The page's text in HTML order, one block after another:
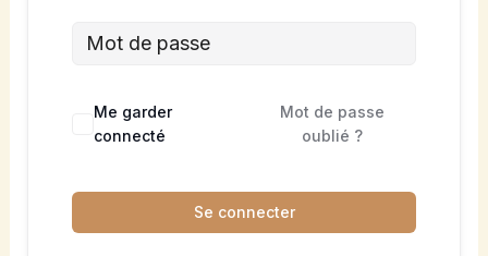
Me garder
connecté
Mot de passe
oublié ?
Se connecter